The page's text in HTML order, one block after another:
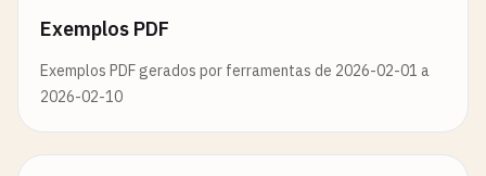
Exemplos PDF
Exemplos PDF gerados por ferramentas de 2026-02-01 a
2026-02-10